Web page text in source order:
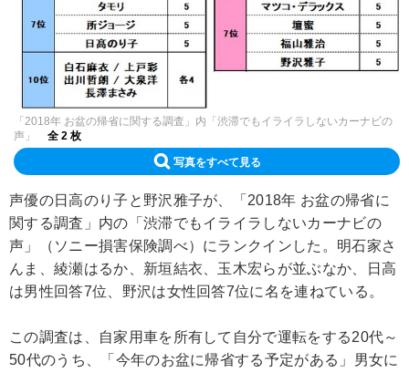
「2018年 お盆の帰省に関する調査」内「渋滞でもイライラしないカーナビの
声」
全 2 枚
写真をすべて見る
声優の日高のり子と野沢雅子が、「2018年 お盆の帰省に
関する調査」内の「渋滞でもイライラしないカーナビの
声」（ソニー損害保険調べ）にランクインした。明石家さ
んま、綾瀬はるか、新垣結衣、玉木宏らが並ぶなか、日高
は男性回答7位、野沢は女性回答7位に名を連ねている。
この調査は、自家用車を所有して自分で運転をする20代～
50代のうち、「今年のお盆に帰省する予定がある」男女に